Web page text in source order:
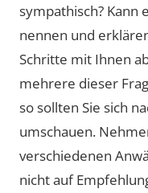
sympathisch? Kann
nennen und
Schritte mit Ihnen
mehrere dieser
so sollten Sie sich
umschauen.
verschiedenen
nicht auf